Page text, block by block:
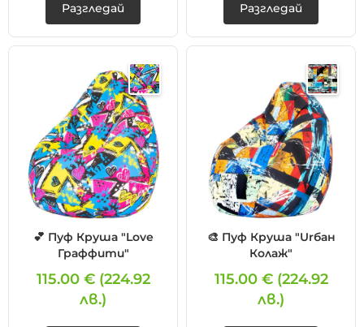
Разгледай Разгледай
💕 Пуф Круша "Love
Граффити"
115.00 € (224.92
лв.)
🎨 Пуф Круша "Urбан
Колаж"
115.00 € (224.92
лв.)